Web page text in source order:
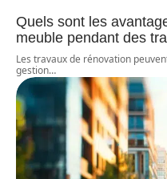
Quels sont les
meuble pendant des
Les travaux de rénovation
gestion…